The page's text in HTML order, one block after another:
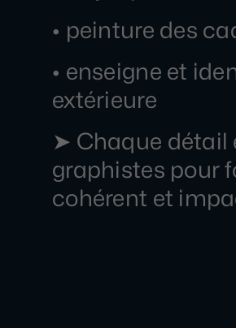
• peinture des
• enseigne et
extérieure
➤ Chaque détail
graphistes pour
cohérent et